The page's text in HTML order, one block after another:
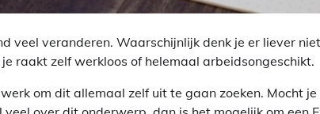
veel veranderen. Waarschijnlijk denk je er liever
raakt zelf werkloos of helemaal arbeidsongeschikt.
om dit allemaal zelf uit te gaan zoeken. Mocht